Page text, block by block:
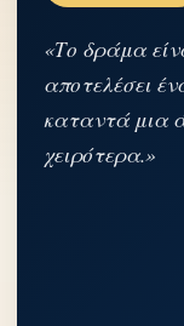
«Το δράμα
αποτελέσει
καταντά μια
χειρότερα.»